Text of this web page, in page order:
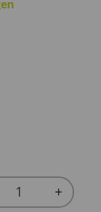
Quantity
+